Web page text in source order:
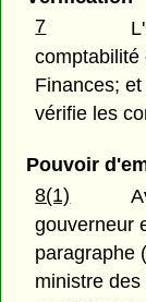
7
comptabilité
Finances;
vérifie les
Pouvoir
8(1)
gouverneur
paragraphe
ministre